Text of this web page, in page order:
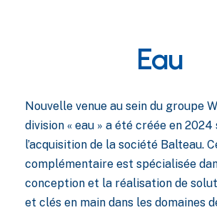
Eau
Nouvelle venue au sein du groupe
division « eau » a été créée en 2024
l’acquisition de la société Balteau.
complémentaire est spécialisée
conception et la réalisation de
et clés en main dans les domaines